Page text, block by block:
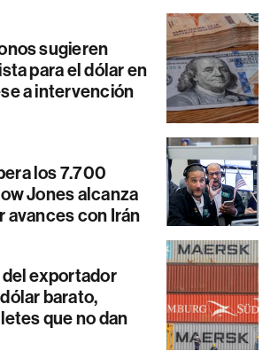
sugieren
para el dólar en
a intervención
los 7.700
Jones alcanza
avances con Irán
del exportador
barato,
que no dan